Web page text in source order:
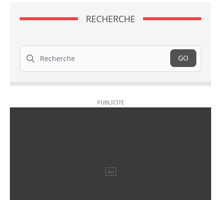
RECHERCHE
Recherche
GO